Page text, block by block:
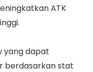
ATK
yang dapat
berdasarkan stat